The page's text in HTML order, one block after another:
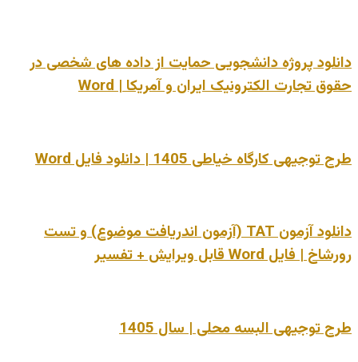
دانلود پروژه دانشجویی حمایت از داده های شخصی در
حقوق تجارت الکترونیک ایران و آمریکا | Word
طرح توجیهی کارگاه خیاطی 1405 | دانلود فایل Word
دانلود آزمون TAT (آزمون اندریافت موضوع) و تست
رورشاخ | فایل Word قابل ویرایش + تفسیر
طرح توجیهی البسه محلی | سال 1405